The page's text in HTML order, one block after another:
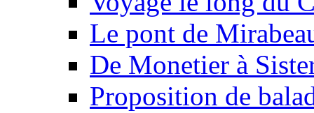
Le pont de
De Monetier à
Proposition de